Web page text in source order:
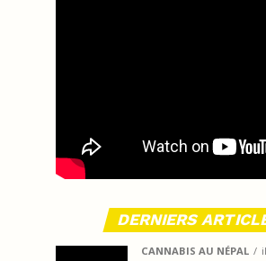
DERNIERS
CANNABIS AU NÉPAL